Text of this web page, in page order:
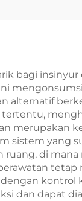
bagi insinyur
mengonsumsi
alternatif
merupakan
sistem yang
ruang, di
tetap
kontrol
dan dapat